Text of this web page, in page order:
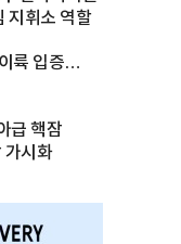
지휘소 역할
륙 입증…
급 핵잠
시화